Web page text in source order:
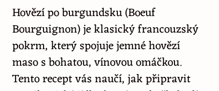
Hovězí po burgundsku (Boeuf
Bourguignon) je klasický francouzský
pokrm, který spojuje jemné hovězí
maso s bohatou, vínovou omáčkou.
Tento recept vás naučí, jak připravit